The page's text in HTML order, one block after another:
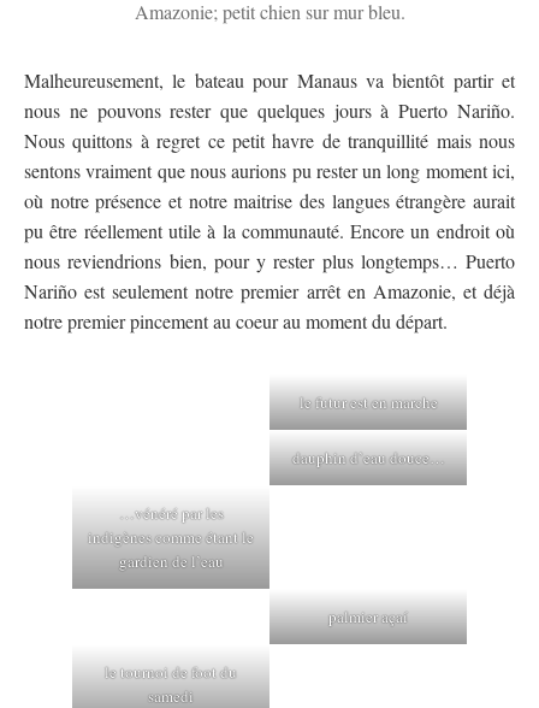
Amazonie; petit chien sur mur bleu.
Malheureusement, le bateau pour Manaus va bientôt partir et
nous ne pouvons rester que quelques jours à Puerto Nariño.
Nous quittons à regret ce petit havre de tranquillité mais nous
sentons vraiment que nous aurions pu rester un long moment ici,
où notre présence et notre maitrise des langues étrangère aurait
pu être réellement utile à la communauté. Encore un endroit où
nous reviendrions bien, pour y rester plus longtemps… Puerto
Nariño est seulement notre premier arrêt en Amazonie, et déjà
notre premier pincement au coeur au moment du départ.
le futur est en marche
dauphin d’eau douce…
…vénéré par les
indigènes comme étant le
gardien de l’eau
palmier açaí
le tournoi de foot du
samedi